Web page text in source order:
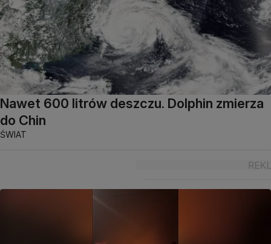
Nawet 600 litrów deszczu. Dolphin zmierza
do Chin
ŚWIAT